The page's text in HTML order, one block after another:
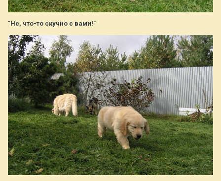
"Не, что-то скучно с вами!"